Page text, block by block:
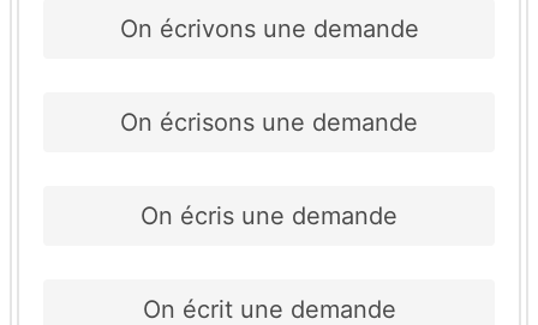
On écrivons une demande
On écrisons une demande
On écris une demande
On écrit une demande